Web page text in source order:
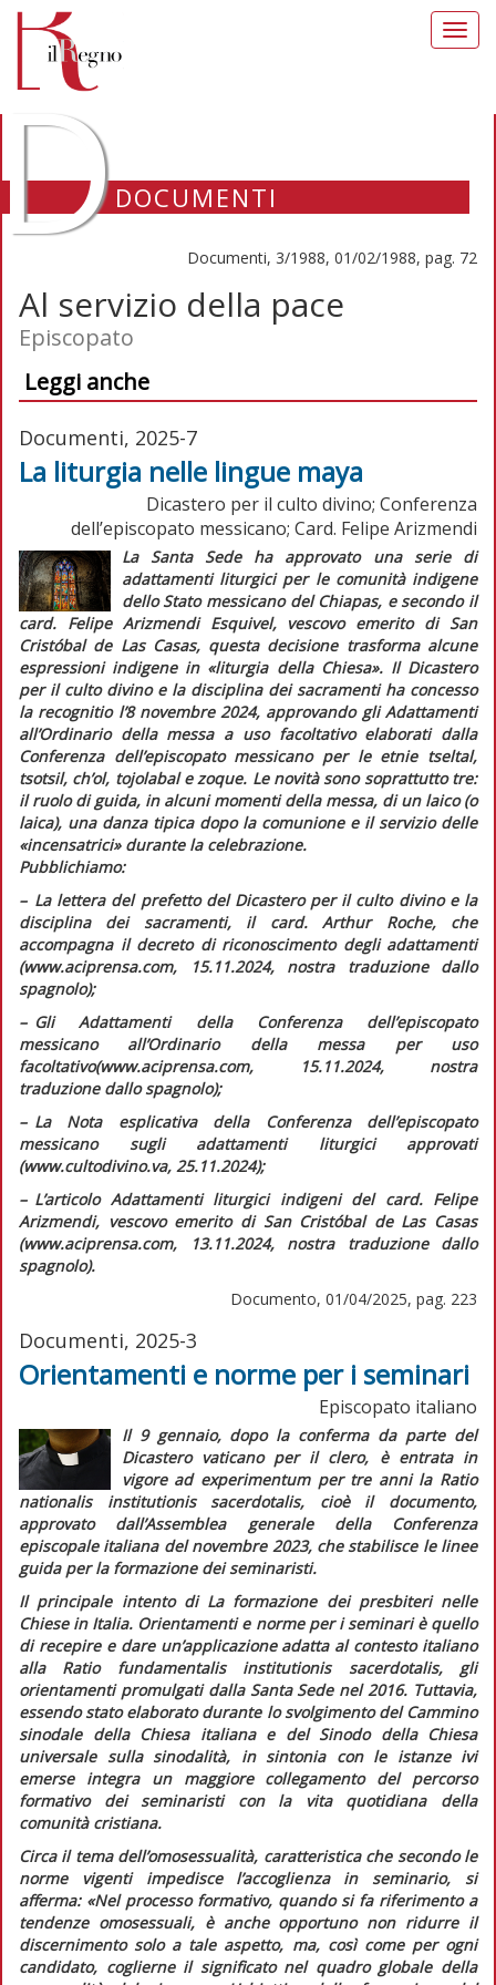
DOCUMENTI
Documenti, 3/1988, 01/02/1988, pag. 72
Al servizio della pace
Episcopato
Leggi anche
Documenti, 2025-7
La liturgia nelle lingue maya
Dicastero per il culto divino; Conferenza
dell’episcopato messicano; Card. Felipe Arizmendi
La Santa Sede ha approvato una serie di
adattamenti liturgici per le comunità indigene
dello Stato messicano del Chiapas, e secondo il
card. Felipe Arizmendi Esquivel, vescovo emerito di San
Cristóbal de Las Casas, questa decisione trasforma alcune
espressioni indigene in «liturgia della Chiesa». Il Dicastero
per il culto divino e la disciplina dei sacramenti ha concesso
la recognitiol’8 novembre 2024, approvando gliAdattamenti
all’Ordinario della messa a uso facoltativoelaborati dalla
Conferenza dell’episcopato messicano per le etnie tseltal,
tsotsil, ch’ol, tojolabalezoque. Le novità sono soprattutto tre:
il ruolo di guida, in alcuni momenti della messa, di un laico (o
laica), una danza tipica dopo la comunione e il servizio delle
«incensatrici» durante la celebrazione.
Pubblichiamo:
–La lettera del prefetto del Dicastero per il culto divino e la
disciplina dei sacramenti, il card. Arthur Roche, che
accompagna il decreto di riconoscimento degli adattamenti
(www.aciprensa.com, 15.11.2024, nostra traduzione dallo
spagnolo);
–GliAdattamenti della Conferenza dell’episcopato
messicano all’Ordinario della messa per uso
facoltativo(www.aciprensa.com, 15.11.2024, nostra
traduzione dallo spagnolo);
–La Nota esplicativa della Conferenza dell’episcopato
messicano sugli adattamenti liturgici approvati
(www.cultodivino.va, 25.11.2024);
–L’articolo Adattamenti liturgici indigenidel card. Felipe
Arizmendi, vescovo emerito di San Cristóbal de Las Casas
(www.aciprensa.com, 13.11.2024, nostra traduzione dallo
spagnolo).
Documento, 01/04/2025, pag. 223
Documenti, 2025-3
Orientamenti e norme per i seminari
Episcopato italiano
Il 9 gennaio, dopo la conferma da parte del
Dicastero vaticano per il clero, è entrata in
vigore ad experimentum per tre anni la Ratio
nationalis institutionis sacerdotalis, cioè il documento,
approvato dall’Assemblea generale della Conferenza
episcopale italiana del novembre 2023, che stabilisce le linee
guida per la formazione dei seminaristi.
Il principale intento di La formazione dei presbiteri nelle
Chiese in Italia. Orientamenti e norme per i seminariè quello
di recepire e dare un’applicazione adatta al contesto italiano
alla Ratio fundamentalis institutionis sacerdotalis,gli
orientamenti promulgati dalla Santa Sede nel 2016. Tuttavia,
essendo stato elaborato durante lo svolgimento del Cammino
sinodale della Chiesa italiana e del Sinodo della Chiesa
universale sulla sinodalità, in sintonia con le istanze ivi
emerse integra un maggiore collegamento del percorso
formativo dei seminaristi con la vita quotidiana della
comunità cristiana.
Circa il tema dell’omosessualità, caratteristica che secondo le
norme vigenti impedisce l’accoglienza in seminario, si
afferma: «Nel processo formativo, quando si fa riferimento a
tendenze omosessuali, è anche opportuno non ridurre il
discernimento solo a tale aspetto, ma, così come per ogni
candidato, coglierne il significato nel quadro globale della